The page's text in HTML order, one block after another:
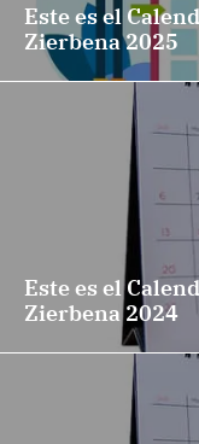
Este es el
Zierbena 2025
Este es el
Zierbena 2024